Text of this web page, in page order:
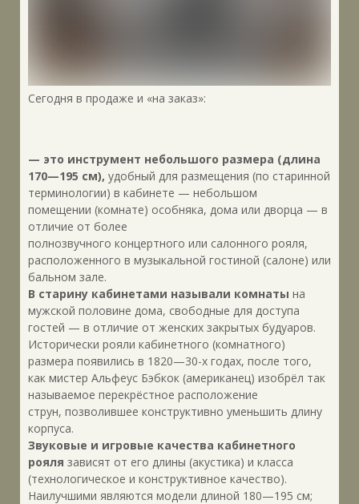
Сегодня в продаже и «на заказ»:
— это инструмент небольшого размера (длина
170—195 см), удобный для размещения (по старинной
терминологии) в кабинете — небольшом
помещении (комнате) особняка, дома или дворца — в
отличие от более
полнозвучного концертного или салонного рояля,
расположенного в музыкальной гостиной (салоне) или
бальном зале.
В старину кабинетами называли комнаты на
мужской половине дома, свободные для доступа
гостей — в отличие от женских закрытых будуаров.
Исторически рояли кабинетного (комнатного)
размера появились в 1820—30-х годах, после того,
как мистер Альфеус Бэбкок (американец) изобрёл так
называемое перекрёстное расположение
струн, позволившее конструктивно уменьшить длину
корпуса.
Звуковые и игровые качества кабинетного
рояля зависят от его длины (акустика) и класса
(технологическое и конструктивное качество).
Наилучшими являются модели длиной 180—195 см;